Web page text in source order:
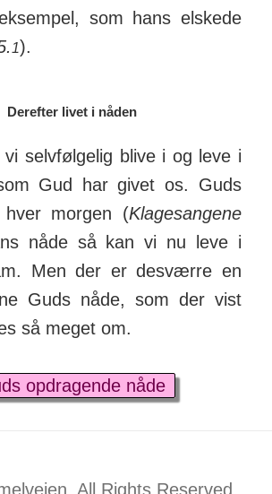
som hans elskede
1).
Derefter livet i nåden
selvfølgelig blive i og leve i
Gud har givet os. Guds
morgen (Klage­sangene
nåde så kan vi nu leve i
Men der er des­værre en
Guds nåde, som der vist
så meget om.
opdragende nåde
All Rights Reserved.